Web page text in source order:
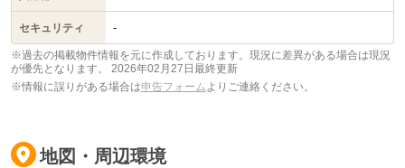
セキュリティ -
※過去の掲載物件情報を元に作成しております。現況に差異がある場合は現況
が優先となります。 2026年02月27日最終更新
※情報に誤りがある場合は申告フォームよりご連絡ください。
地図・周辺環境